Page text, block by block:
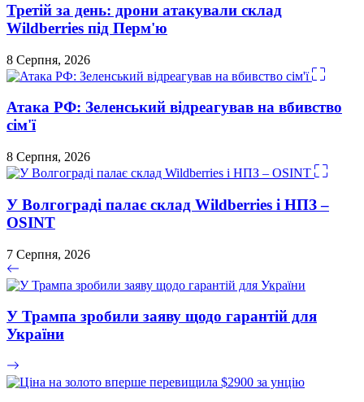
Третій за день: дрони атакували склад
Wildberries під Перм'ю
8 Серпня, 2026
Атака РФ: Зеленський відреагував на вбивство
сім'ї
8 Серпня, 2026
У Волгограді палає склад Wildberries і НПЗ –
OSINT
7 Серпня, 2026
У Трампа зробили заяву щодо гарантій для
України